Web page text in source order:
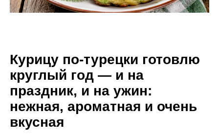
Курицу по-турецки готовлю
круглый год — и на
праздник, и на ужин:
нежная, ароматная и очень
вкусная